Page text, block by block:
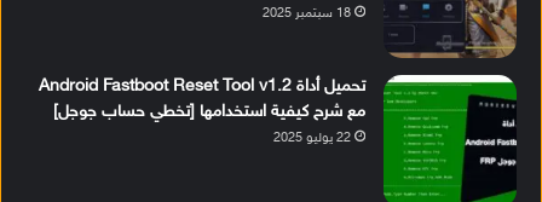
18 سبتمبر 2025
تحميل أداة Android Fastboot Reset Tool v1.2
مع شرح كيفية استخدامها [تخطي حساب جوجل]
22 يوليو 2025